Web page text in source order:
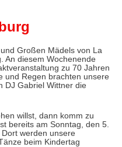
Großen Mädels von La
An diesem Wochenende
zu 70 Jahren
und Regen brachten unsere
DJ Gabriel Wittner die
willst, dann komm zu
bereits am Sonntag, den 5.
werden unsere
beim Kindertag